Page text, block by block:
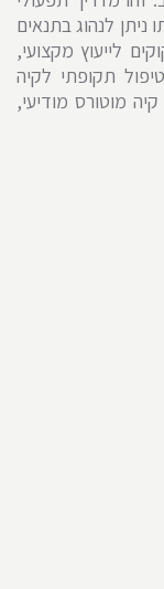
לנהוג בתנאים
לייעוץ מקצועי,
תקופתי לקיה
מוטורס מודיעי,